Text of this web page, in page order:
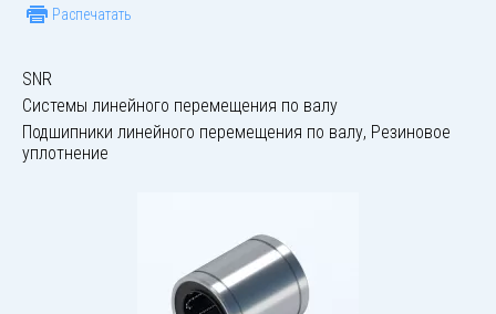
Распечатать
SNR
Системы линейного перемещения по валу
Подшипники линейного перемещения по валу, Резиновое
уплотнение